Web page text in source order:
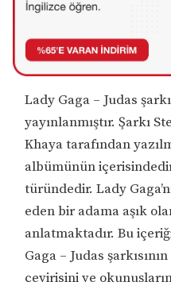
Lady Gaga – Judas
yayınlanmıştır. Şarkı
Khaya tarafından
albümünün
türündedir. Lady
eden bir adama aşık
anlatmaktadır. Bu
Gaga – Judas
çevirisini ve